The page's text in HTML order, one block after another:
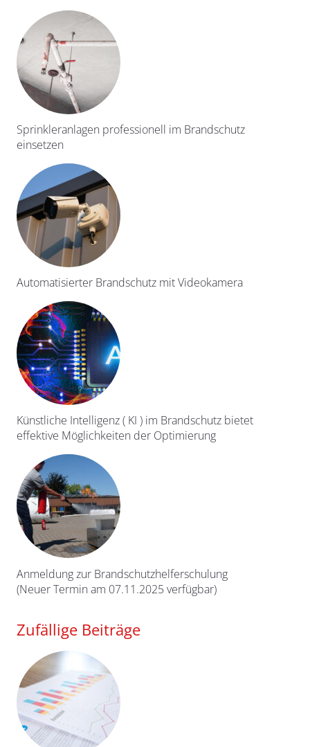
Sprinkleranlagen professionell im Brandschutz
einsetzen
Automatisierter Brandschutz mit Videokamera
Künstliche Intelligenz ( KI ) im Brandschutz bietet
effektive Möglichkeiten der Optimierung
Anmeldung zur Brandschutzhelferschulung
(Neuer Termin am 07.11.2025 verfügbar)
Zufällige Beiträge